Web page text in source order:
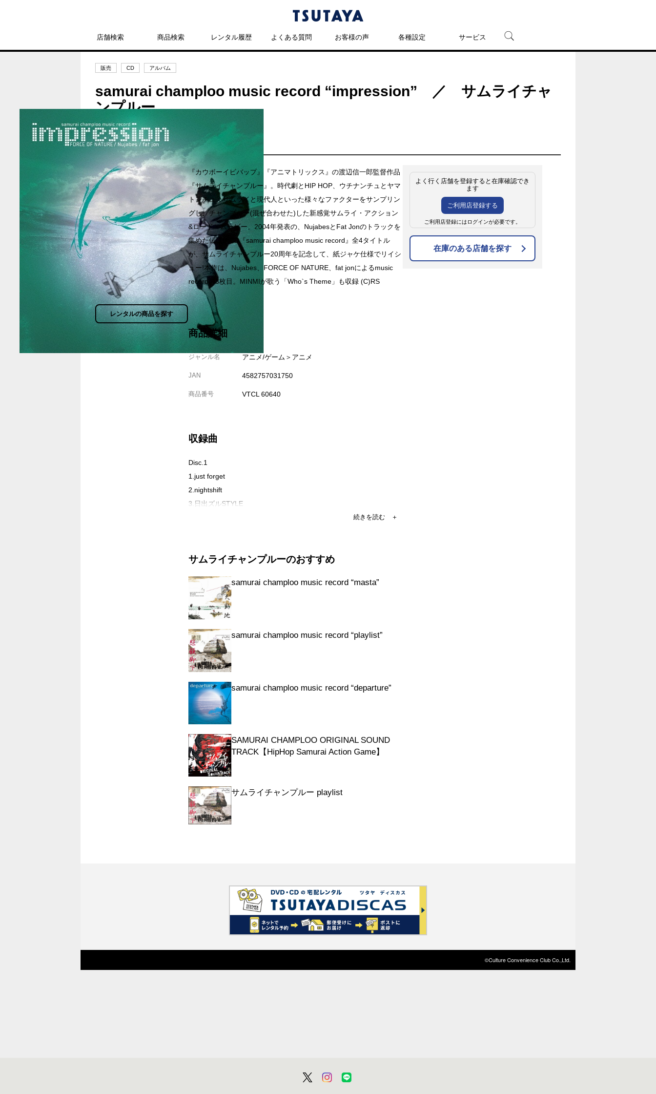
店舗検索 商品検索 レンタル履歴 よくある質問 お客様の声 各種設定 サービス
TSUTAYAプレミアムNEXT
販売 CD アルバム
samurai champloo music record “impression” ／ サムライチャ
ンプルー
3,190円
発売日：2024年6月26日
レンタルの商品を探す
『カウボーイビバップ』『アニマトリックス』の渡辺信一郎監督作品
『サムライチャンプルー』。時代劇とHIP HOP、ウチナンチュとヤマ
トンチュ、サムライと現代人といった様々なファクターをサンプリン
グし、チャンプルー(混ぜ合わせた)した新感覚サムライ・アクション
&ロード・ムービー。2004年発表の、NujabesとFat Jonのトラックを
集めた伝説的CD『samurai champloo music record』全4タイトル
が、サムライチャンプルー20周年を記念して、紙ジャケ仕様でリイシ
ュー!本作は、Nujabes、FORCE OF NATURE、fat jonによるmusic
recordの3枚目。MINMIが歌う「Who`s Theme」も収録 (C)RS
商品詳細
ジャンル名 アニメ/ゲーム＞アニメ
JAN 4582757031750
商品番号 VTCL 60640
収録曲
Disc.1
1.just forget
2.nightshift
3.日出ズルSTYLE
7.the million way of drum
9.sanctuary ship
10.haiku [interlude]
11.tsurugi no mai
13.decade [interlude]
14.world without words
15.kodama [interlude]
16.silver morning
17.bracelet
18.in position
19.night out
20.not quite seleah
21.labyrinth statistic
22.here and there
23.Who’s Theme
サムライチャンプルーのおすすめ
samurai champloo music record “masta”
samurai champloo music record “playlist”
samurai champloo music record “departure”
SAMURAI CHAMPLOO ORIGINAL SOUND
TRACK【HipHop Samurai Action Game】
サムライチャンプルー playlist
よく行く店舗を登録すると在庫確認でき
ます
ご利用店登録する
ご利用店登録にはログインが必要です。
在庫のある店舗を探す
©Culture Convenience Club Co.,Ltd.